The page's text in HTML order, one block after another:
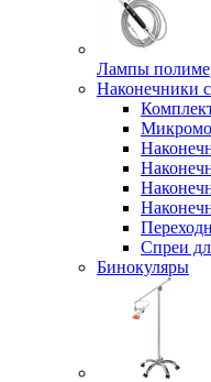
Лампы
Наконечники
Спреи
Бинокуляры